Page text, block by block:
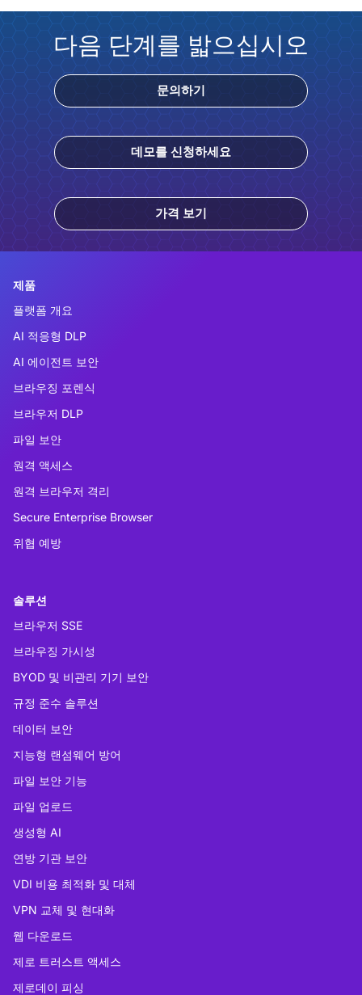
다음 단계를 밟으십시오
문의하기
데모를 신청하세요
가격 보기
제품
플랫폼 개요
AI 적응형 DLP
AI 에이전트 보안
브라우징 포렌식
브라우저 DLP
파일 보안
원격 액세스
원격 브라우저 격리
Secure Enterprise Browser
위협 예방
솔루션
브라우저 SSE
브라우징 가시성
BYOD 및 비관리 기기 보안
규정 준수 솔루션
데이터 보안
지능형 랜섬웨어 방어
파일 보안 기능
파일 업로드
생성형 AI
연방 기관 보안
VDI 비용 최적화 및 대체
VPN 교체 및 현대화
웹 다운로드
제로 트러스트 액세스
제로데이 피싱